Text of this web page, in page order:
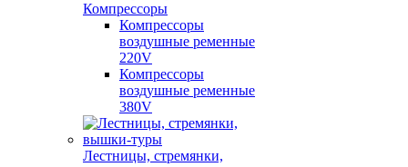
Компрессоры
Компрессоры
воздушные ременные
220V
Компрессоры
воздушные ременные
380V
Лестницы, стремянки,